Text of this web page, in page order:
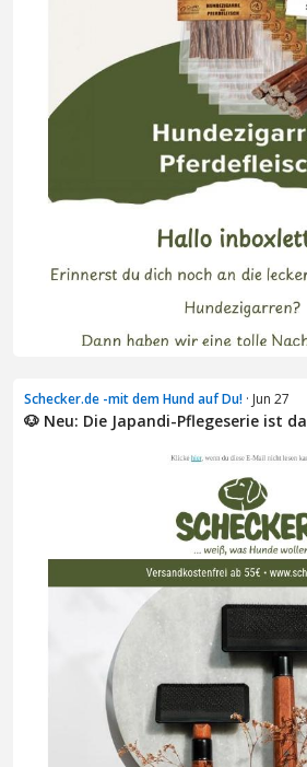
Schecker.de -mit dem Hund auf Du! · Jun 27
🐶 Neu: Die Japandi-Pflegeserie ist da